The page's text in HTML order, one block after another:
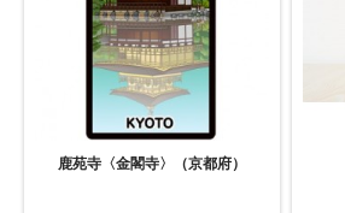
鹿苑寺〈金閣寺〉（京都府）